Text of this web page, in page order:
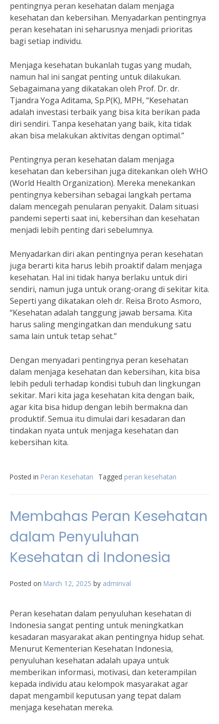
pentingnya peran kesehatan dalam menjaga
kesehatan dan kebersihan. Menyadarkan pentingnya
peran kesehatan ini seharusnya menjadi prioritas
bagi setiap individu.
Menjaga kesehatan bukanlah tugas yang mudah,
namun hal ini sangat penting untuk dilakukan.
Sebagaimana yang dikatakan oleh Prof. Dr. dr.
Tjandra Yoga Aditama, Sp.P(K), MPH, “Kesehatan
adalah investasi terbaik yang bisa kita berikan pada
diri sendiri. Tanpa kesehatan yang baik, kita tidak
akan bisa melakukan aktivitas dengan optimal.”
Pentingnya peran kesehatan dalam menjaga
kesehatan dan kebersihan juga ditekankan oleh WHO
(World Health Organization). Mereka menekankan
pentingnya kebersihan sebagai langkah pertama
dalam mencegah penularan penyakit. Dalam situasi
pandemi seperti saat ini, kebersihan dan kesehatan
menjadi lebih penting dari sebelumnya.
Menyadarkan diri akan pentingnya peran kesehatan
juga berarti kita harus lebih proaktif dalam menjaga
kesehatan. Hal ini tidak hanya berlaku untuk diri
sendiri, namun juga untuk orang-orang di sekitar kita.
Seperti yang dikatakan oleh dr. Reisa Broto Asmoro,
“Kesehatan adalah tanggung jawab bersama. Kita
harus saling mengingatkan dan mendukung satu
sama lain untuk tetap sehat.”
Dengan menyadari pentingnya peran kesehatan
dalam menjaga kesehatan dan kebersihan, kita bisa
lebih peduli terhadap kondisi tubuh dan lingkungan
sekitar. Mari kita jaga kesehatan kita dengan baik,
agar kita bisa hidup dengan lebih bermakna dan
produktif. Semua itu dimulai dari kesadaran dan
tindakan nyata untuk menjaga kesehatan dan
kebersihan kita.
Posted in Peran Kesehatan Tagged peran kesehatan
Membahas Peran Kesehatan
dalam Penyuluhan
Kesehatan di Indonesia
Posted on March 12, 2025 by adminval
Peran kesehatan dalam penyuluhan kesehatan di
Indonesia sangat penting untuk meningkatkan
kesadaran masyarakat akan pentingnya hidup sehat.
Menurut Kementerian Kesehatan Indonesia,
penyuluhan kesehatan adalah upaya untuk
memberikan informasi, motivasi, dan keterampilan
kepada individu atau kelompok masyarakat agar
dapat mengambil keputusan yang tepat dalam
menjaga kesehatan mereka.